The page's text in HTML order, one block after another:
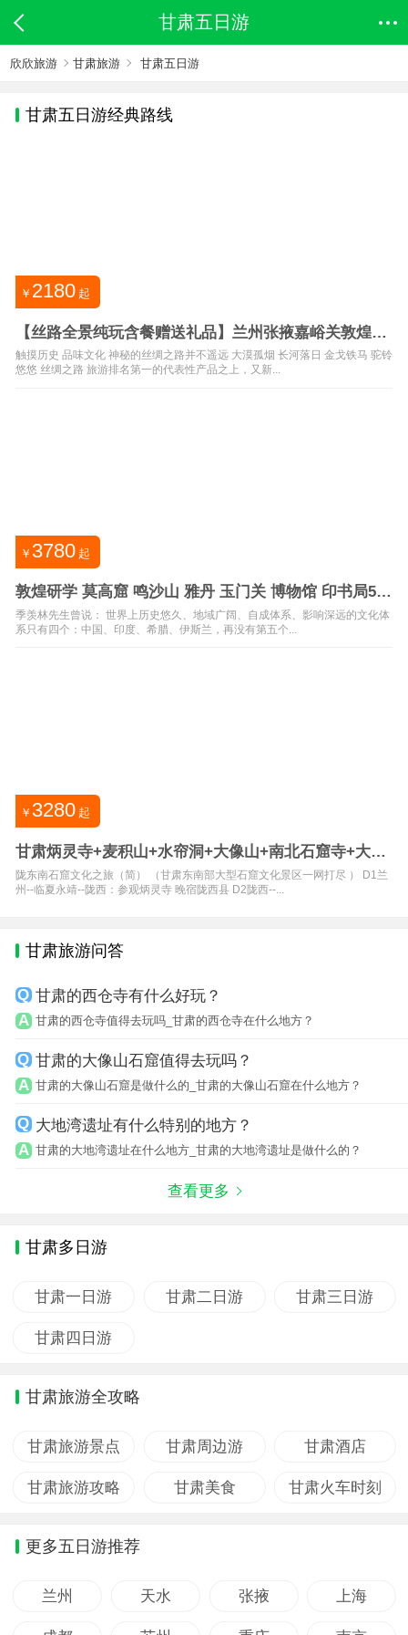
甘肃五日游
欣欣旅游 甘肃旅游 甘肃五日游
甘肃五日游经典路线
￥ 2180 起
【丝路全景纯玩含餐赠送礼品】兰州张掖嘉峪关敦煌雅
丹纯玩5日游
触摸历史 品味文化 神秘的丝绸之路并不遥远 大漠孤烟 长河落日 金戈铁马 驼铃
悠悠 丝绸之路 旅游排名第一的代表性产品之上，又新...
￥ 3780 起
敦煌研学 莫高窟 鸣沙山 雅丹 玉门关 博物馆 印书局5日
游
季羡林先生曾说： 世界上历史悠久、地域广阔、自成体系、影响深远的文化体
系只有四个：中国、印度、希腊、伊斯兰，再没有第五个...
￥ 3280 起
甘肃炳灵寺+麦积山+水帘洞+大像山+南北石窟寺+大佛
寺5日游
陇东南石窟文化之旅（简） （甘肃东南部大型石窟文化景区一网打尽 ） D1兰
州--临夏永靖--陇西：参观炳灵寺 晚宿陇西县 D2陇西--...
甘肃旅游问答
甘肃的西仓寺有什么好玩？
甘肃的西仓寺值得去玩吗_甘肃的西仓寺在什么地方？
甘肃的大像山石窟值得去玩吗？
甘肃的大像山石窟是做什么的_甘肃的大像山石窟在什么地方？
大地湾遗址有什么特别的地方？
甘肃的大地湾遗址在什么地方_甘肃的大地湾遗址是做什么的？
查看更多
甘肃多日游
甘肃一日游 甘肃二日游 甘肃三日游
甘肃四日游
甘肃旅游全攻略
甘肃旅游景点 甘肃周边游 甘肃酒店
甘肃旅游攻略 甘肃美食 甘肃火车时刻
更多五日游推荐
兰州 天水 张掖 上海